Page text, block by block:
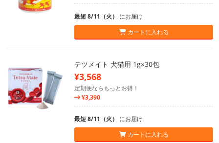
最短 8/11（火） にお届け
カートに入れる
テツメイト 犬猫用 1g×30包
¥3,568
定期便ならもっとお得！
¥3,390
最短 8/11（火） にお届け
カートに入れる